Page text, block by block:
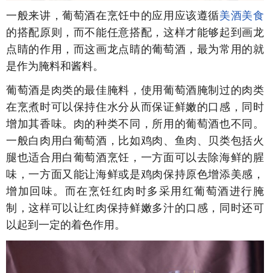
一般来讲，葡萄酒在烹饪中的应用应该遵循美酒美食
的搭配原则，而不能任意搭配，这样才能够起到画龙
点睛的作用，而这画龙点睛的葡萄酒，最为常用的就
是作为腌料和酱料。
葡萄酒是肉类的最佳腌料，使用葡萄酒腌制过的肉类
在烹煮时可以保持住水分从而保证鲜嫩的口感，同时
增加其香味。肉的种类不同，所用的葡萄酒也不同。
一般白肉用白葡萄酒，比如鸡肉、鱼肉、贝类包括火
腿也适合用白葡萄酒烹饪，一方面可以去除海鲜的腥
味，一方面又能让海鲜或是鸡肉保持原色增添美感，
增加回味。而在烹饪红肉时多采用红葡萄酒进行腌
制，这样可以让红肉保持鲜嫩多汁的口感，同时还可
以起到一定的着色作用。